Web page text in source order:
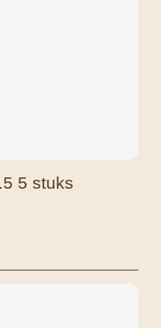
5 stuks